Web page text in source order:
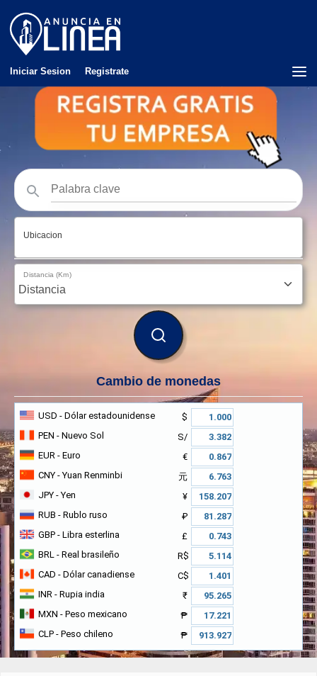
Iniciar Sesion Registrate
Ubicacion
Distancia (Km)
BUSCAR
Cambio de monedas
USD - Dólar estadounidense
$
PEN - Nuevo Sol
S/
EUR - Euro
€
CNY - Yuan Renminbi
元
JPY - Yen
¥
RUB - Rublo ruso
₽
GBP - Libra esterlina
£
BRL - Real brasileño
R$
CAD - Dólar canadiense
C$
INR - Rupia india
₹
MXN - Peso mexicano
₱
CLP - Peso chileno ₱